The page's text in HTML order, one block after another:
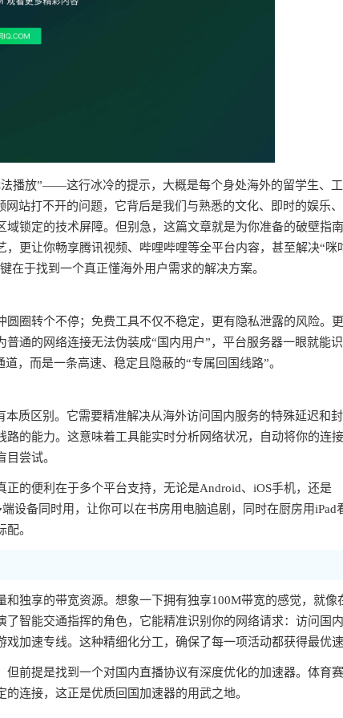
播放”——这行冰冷的提示，大概是每个身处海外的留学生、
站打不开的问题，它背后是我们与熟悉的文化、即时的娱乐
锁定的技术屏障。但别急，这篇文章就是为你准备的破壁指
更让你畅享腾讯视频、哔哩哔哩等全平台内容，甚至解决“咪
在于找到一个真正懂海外用户需求的解决方案。
圈转个不停；免费工具不仅不稳定，更有隐私泄露的风险。
通的网络连接无法伪装成“国内用户”，平台服务器一眼就能
，而是一条高速、稳定且隐蔽的“专属回国线路”。
质区别。它需要精准解决从海外访问国内服务的特殊延迟和
的能力。这意味着工具能实时分析网络状况，自动将你的连
尝试。
的便利在于多个平台支持，无论是Android、iOS手机，还是
设备同时用，让你可以在书房用电脑追剧，同时在厨房用iPad
。
独享的带宽资源。想象一下拥有独享100M带宽的感觉，就像
智能交通指挥的角色，它能精准识别你的网络请求：访问国
加速专线。这种精细化分工，确保了每一项活动都获得最优
前提是找到一个对国内直播协议有深度优化的加速器。体育
连接，这正是优质回国加速器的用武之地。